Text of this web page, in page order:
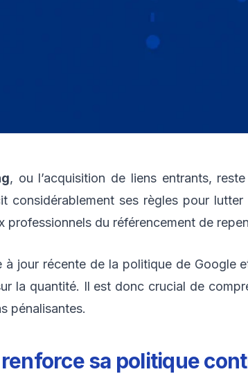
, ou l’acquisition de liens entrants,
considérablement ses règles pour
professionnels du référencement de
à jour récente de la politique de Google
la quantité. Il est donc crucial de
pénalisantes.
sa politique